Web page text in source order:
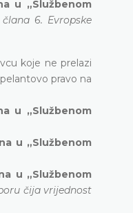
u „Službenom
6. Evropske
koje ne prelazi
pravo na
u „Službenom
u „Službenom
u „Službenom
čija vrijednost